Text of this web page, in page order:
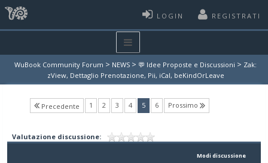
LOGIN REGISTRATI
WuBook Community Forum > NEWS > 💬 Idee Proposte e Discussioni > Zak:
zView, Dettaglio Prenotazione, Pii, iCal, beKindOrLeave
Precedente 1 2 3 4 5(current)
6 Prossimo
Valutazione discussione:
Modi discussione